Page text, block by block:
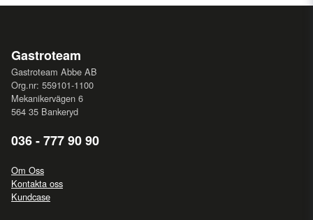
Gastroteam
Gastroteam Abbe AB
Org.nr: 559101-1100
Mekanikervägen 6
564 35 Bankeryd
036 - 777 90 90
Om Oss
Kontakta oss
Kundcase